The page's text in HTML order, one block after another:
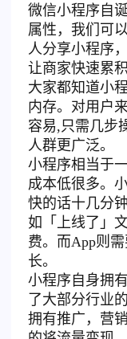
微信小程序自
属性，我们可
人分享小程序
让商家快速累
大家都知道小
内存。对用户
容易,只需几步
人群更广泛。
小程序相当于
成本低很多。
快的话十几分
如「上线了」
费。而App则
长。
小程序自身拥
了大部分行业
拥有推广，营